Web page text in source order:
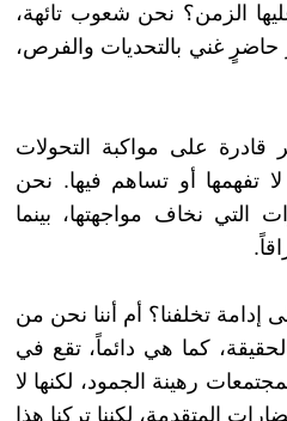
الزمن؟ نحن شعوب تائهة،
حاضرٍ غني بالتحديات والفرص،
قادرة على مواكبة التحولات
تفهمها أو تساهم فيها. نحن
التي نخاف مواجهتها، بينما
إدامة تخلفنا؟ أم أننا نحن من
كما هي دائماً، تقع في
رهينة الجمود، لكنها لا
المتقدمة، لكننا تركنا هذا